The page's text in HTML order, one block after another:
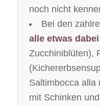
noch nicht
Bei den
alle etwas dabei
Zucchiniblüten),
Saltimbocca alla
mit Schinken